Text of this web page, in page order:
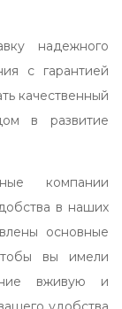
надежного
с гарантией
качественный
в развитие
компании
в наших
основные
вы имели
вживую и